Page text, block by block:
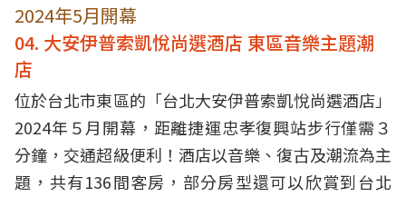
2024年5月開幕
04. 大安伊普索凱悅尚選酒店 東區音樂主題潮
店
位於台北市東區的「台北大安伊普索凱悅尚選酒店」
2024年５月開幕，距離捷運忠孝復興站步行僅需３
分鐘，交通超級便利！酒店以音樂、復古及潮流為主
題，共有136間客房，部分房型還可以欣賞到台北